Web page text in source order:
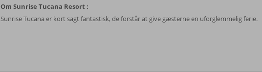
Om Sunrise Tucana Resort :
Sunrise Tucana er kort sagt fantastisk, de forstår at give gæsterne en uforglemmelig ferie.